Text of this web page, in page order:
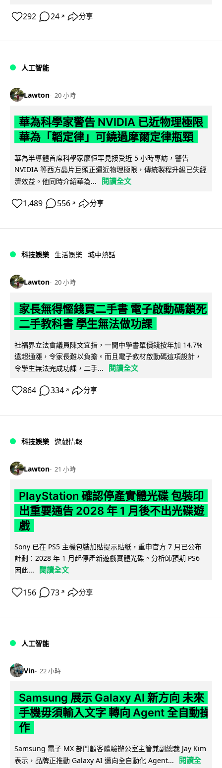
292 24 ↗ 分享
人工智能
Lawton 20 小時
華為科學家警告 NVIDIA 已近物理極限
華為「韜定律」可繞過摩爾定律瓶頸
華為半導體首席科學家廖恒罕見接受近 5 小時專訪，警告
NVIDIA 等西方晶片巨頭正逼近物理極限，傳統製程升級已失經
濟效益。他同時介紹華為...
閱讀全文
1,489 556 ↗ 分享
科技娛樂 生活娛樂 城中熱話
Lawton 20 小時
家長無得慳錢買二手書 電子啟動碼鎖死
二手教科書 學生無法做功課
社福界立法會議員陳文宜指，一間中學書單價錢按年加 14.7%
遠超通漲，令家長難以負擔。而且電子教材啟動碼這項設計，
令學生無法完成功課，二手...
閱讀全文
864 334 ↗ 分享
科技娛樂 遊戲情報
Lawton 21 小時
PlayStation 確認停產實體光碟 包裝印
出重要通告 2028 年 1 月後不出光碟遊
戲
Sony 已在 PS5 主機包裝加貼提示貼紙，重申官方 7 月已公布
計劃：2028 年 1 月起停產新遊戲實體光碟。分析師預期 PS6
因此...
閱讀全文
156 73 ↗ 分享
人工智能
Vin 22 小時
Samsung 展示 Galaxy AI 新方向 未來
手機毋須輸入文字 轉向 Agent 全自動操
作
Samsung 電子 MX 部門顧客體驗辦公室主管兼副總裁 Jay Kim
表示，品牌正推動 Galaxy AI 邁向全自動化 Agent...
閱讀全